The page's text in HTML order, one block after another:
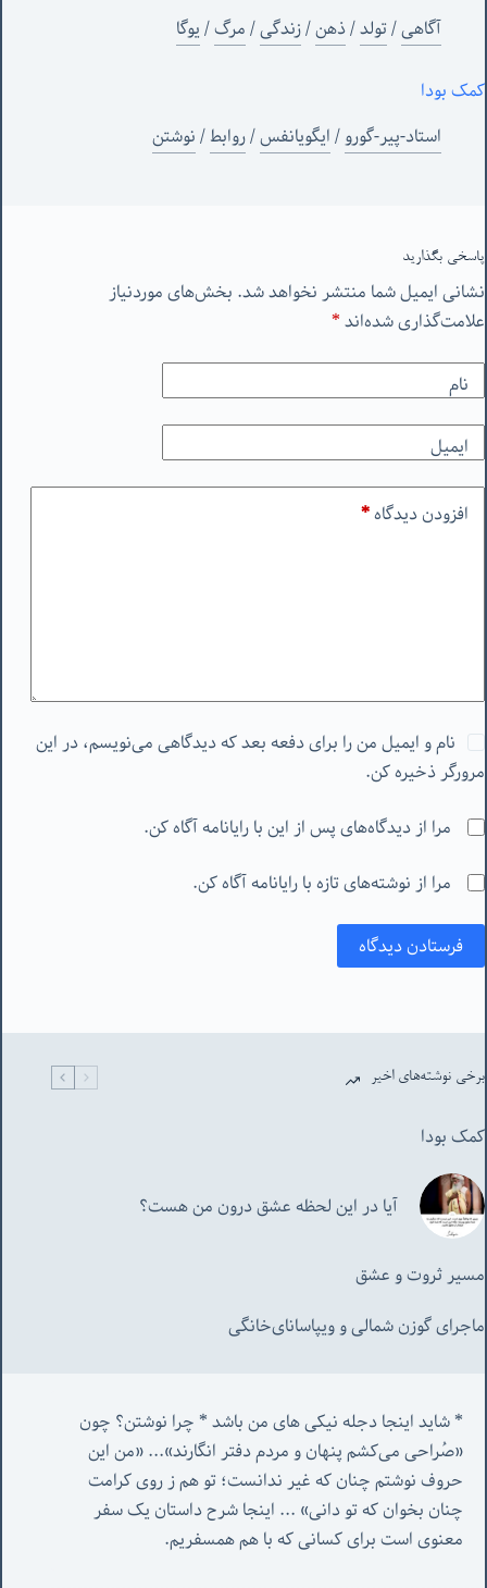
آگاهی/تولد/ذهن/زندگی/مرگ/یوگا
کمک بودا
استاد-پیر-گورو/ایگویانفس/روابط/نوشتن
پاسخی بگذارید
نشانی ایمیل شما منتشر نخواهد شد. بخش‌های موردنیاز
علامت‌گذاری شده‌اند*
نام
ایمیل
افزودن دیدگاه*
نام و ایمیل من را برای دفعه بعد که دیدگاهی می‌نویسم، در این
مرورگر ذخیره کن.
مرا از دیدگاه‌های پس از این با رایانامه آگاه کن.
مرا از نوشته‌های تازه با رایانامه آگاه کن.
فرستادن دیدگاه
برخی نوشته‌های اخیر
کمک بودا
آیا در این لحظه عشق درون من هست؟
مسیر ثروت و عشق
ماجرای گوزن شمالی و‌ ویپاسانای‌خانگی
«صُراحی می‌کشم پنهان‌ و مردم‌ دفتر انگارند»... «
چنان بخوان که تو دانی» ...
معنوی است برای کسانی که با هم همسفریم.